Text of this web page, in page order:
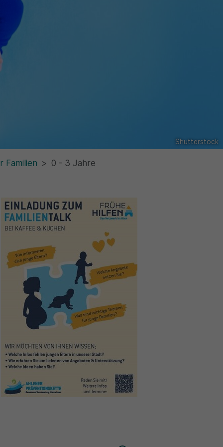
Shutterstock
Familien 0 - 3 Jahre